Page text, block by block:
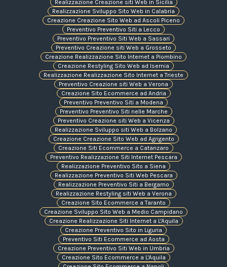
Realizzazione Creazione siti Web in Sicilia
Realizzazione Sviluppo Sito Web in Calabria
Creazione Creazione Sito Web ad Ascoli Piceno
Preventivo Preventivo Siti a Lecco
Preventivo Preventivo Siti Web a Sassari
Preventivo Creazione siti Web a Grosseto
Creazione Realizzazione Sito Internet a Piombino
Creazione Restyling Sito Web ad Isernia
Realizzazione Realizzazione Sito Internet a Trieste
Preventivo Creazione siti Web a Verona
Creazione Sito Ecommerce ad Andria
Preventivo Preventivo Siti a Modena
Preventivo Preventivo Siti nelle Marche
Preventivo Creazione siti Web a Vicenza
Realizzazione Sviluppo siti Web a Bolzano
Creazione Creazione Sito Web ad Agrigento
Creazione Siti Ecommerce a Catanzaro
Preventivo Realizzazione Siti Internet Pescara
Realizzazione Preventivo Sito a Siena
Realizzazione Preventivo Siti Web Pescara
Realizzazione Preventivo Siti a Bergamo
Realizzazione Restyling siti Web a Verona
Creazione Sito Ecommerce a Taranto
Creazione Sviluppo Sito Web a Medio Campidano
Creazione Realizzazione Siti Internet a L'Aquila
Creazione Preventivo Sito in Liguria
Preventivo Siti Ecommerce ad Aosta
Creazione Preventivo Siti Web in Umbria
Creazione Sito Ecommerce a L'Aquila